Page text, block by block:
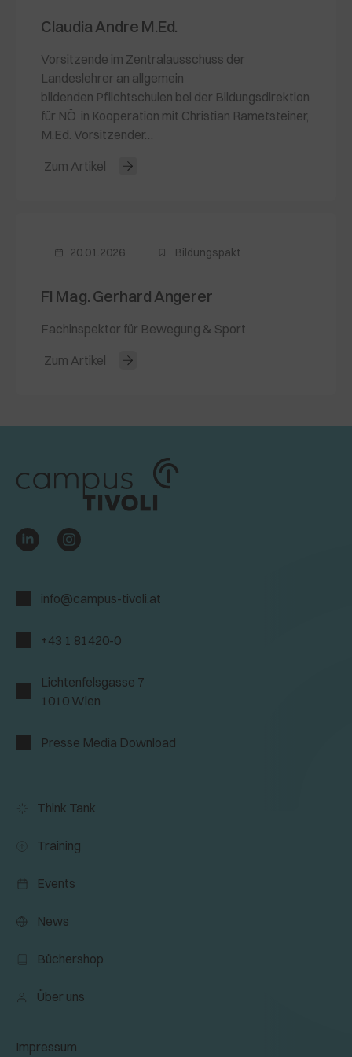
Claudia Andre M.Ed.
Vorsitzende im Zentralausschuss der
Landeslehrer an allgemein
bildenden Pflichtschulen bei der Bildungsdirektion
für NÖ in Kooperation mit Christian Rametsteiner,
M.Ed. Vorsitzender…
Zum Artikel
20.01.2026 Bildungspakt
FI Mag. Gerhard Angerer
Fachinspektor für Bewegung & Sport
Zum Artikel
info@campus-tivoli.at
+43 1 81420-0
Lichtenfelsgasse 7
1010 Wien
Presse Media Download
Think Tank
Training
Events
News
Büchershop
Über uns
Impressum